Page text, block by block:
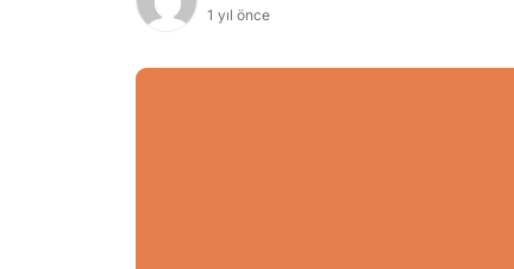
1 yıl önce